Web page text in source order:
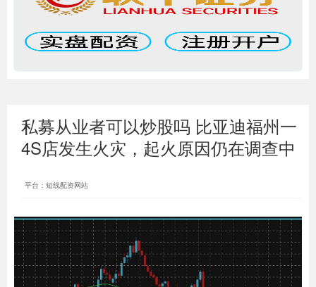
私募从业者可以炒股吗 比亚迪福州一
4S店发生火灾，起火原因仍在调查中
平台：短线配资网站